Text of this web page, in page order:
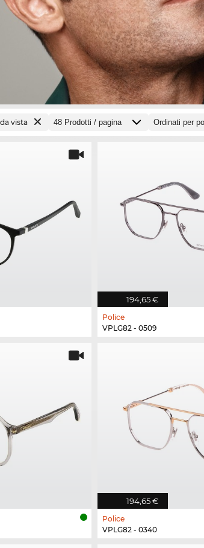
vista
194,65 €
Police
VPLG82 - 0509
194,65 €
Police
VPLG82 - 0340